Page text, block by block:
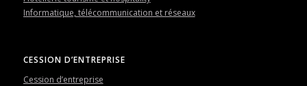
Informatique, télécommunication et réseaux
CESSION D’ENTREPRISE
Cession d’entreprise